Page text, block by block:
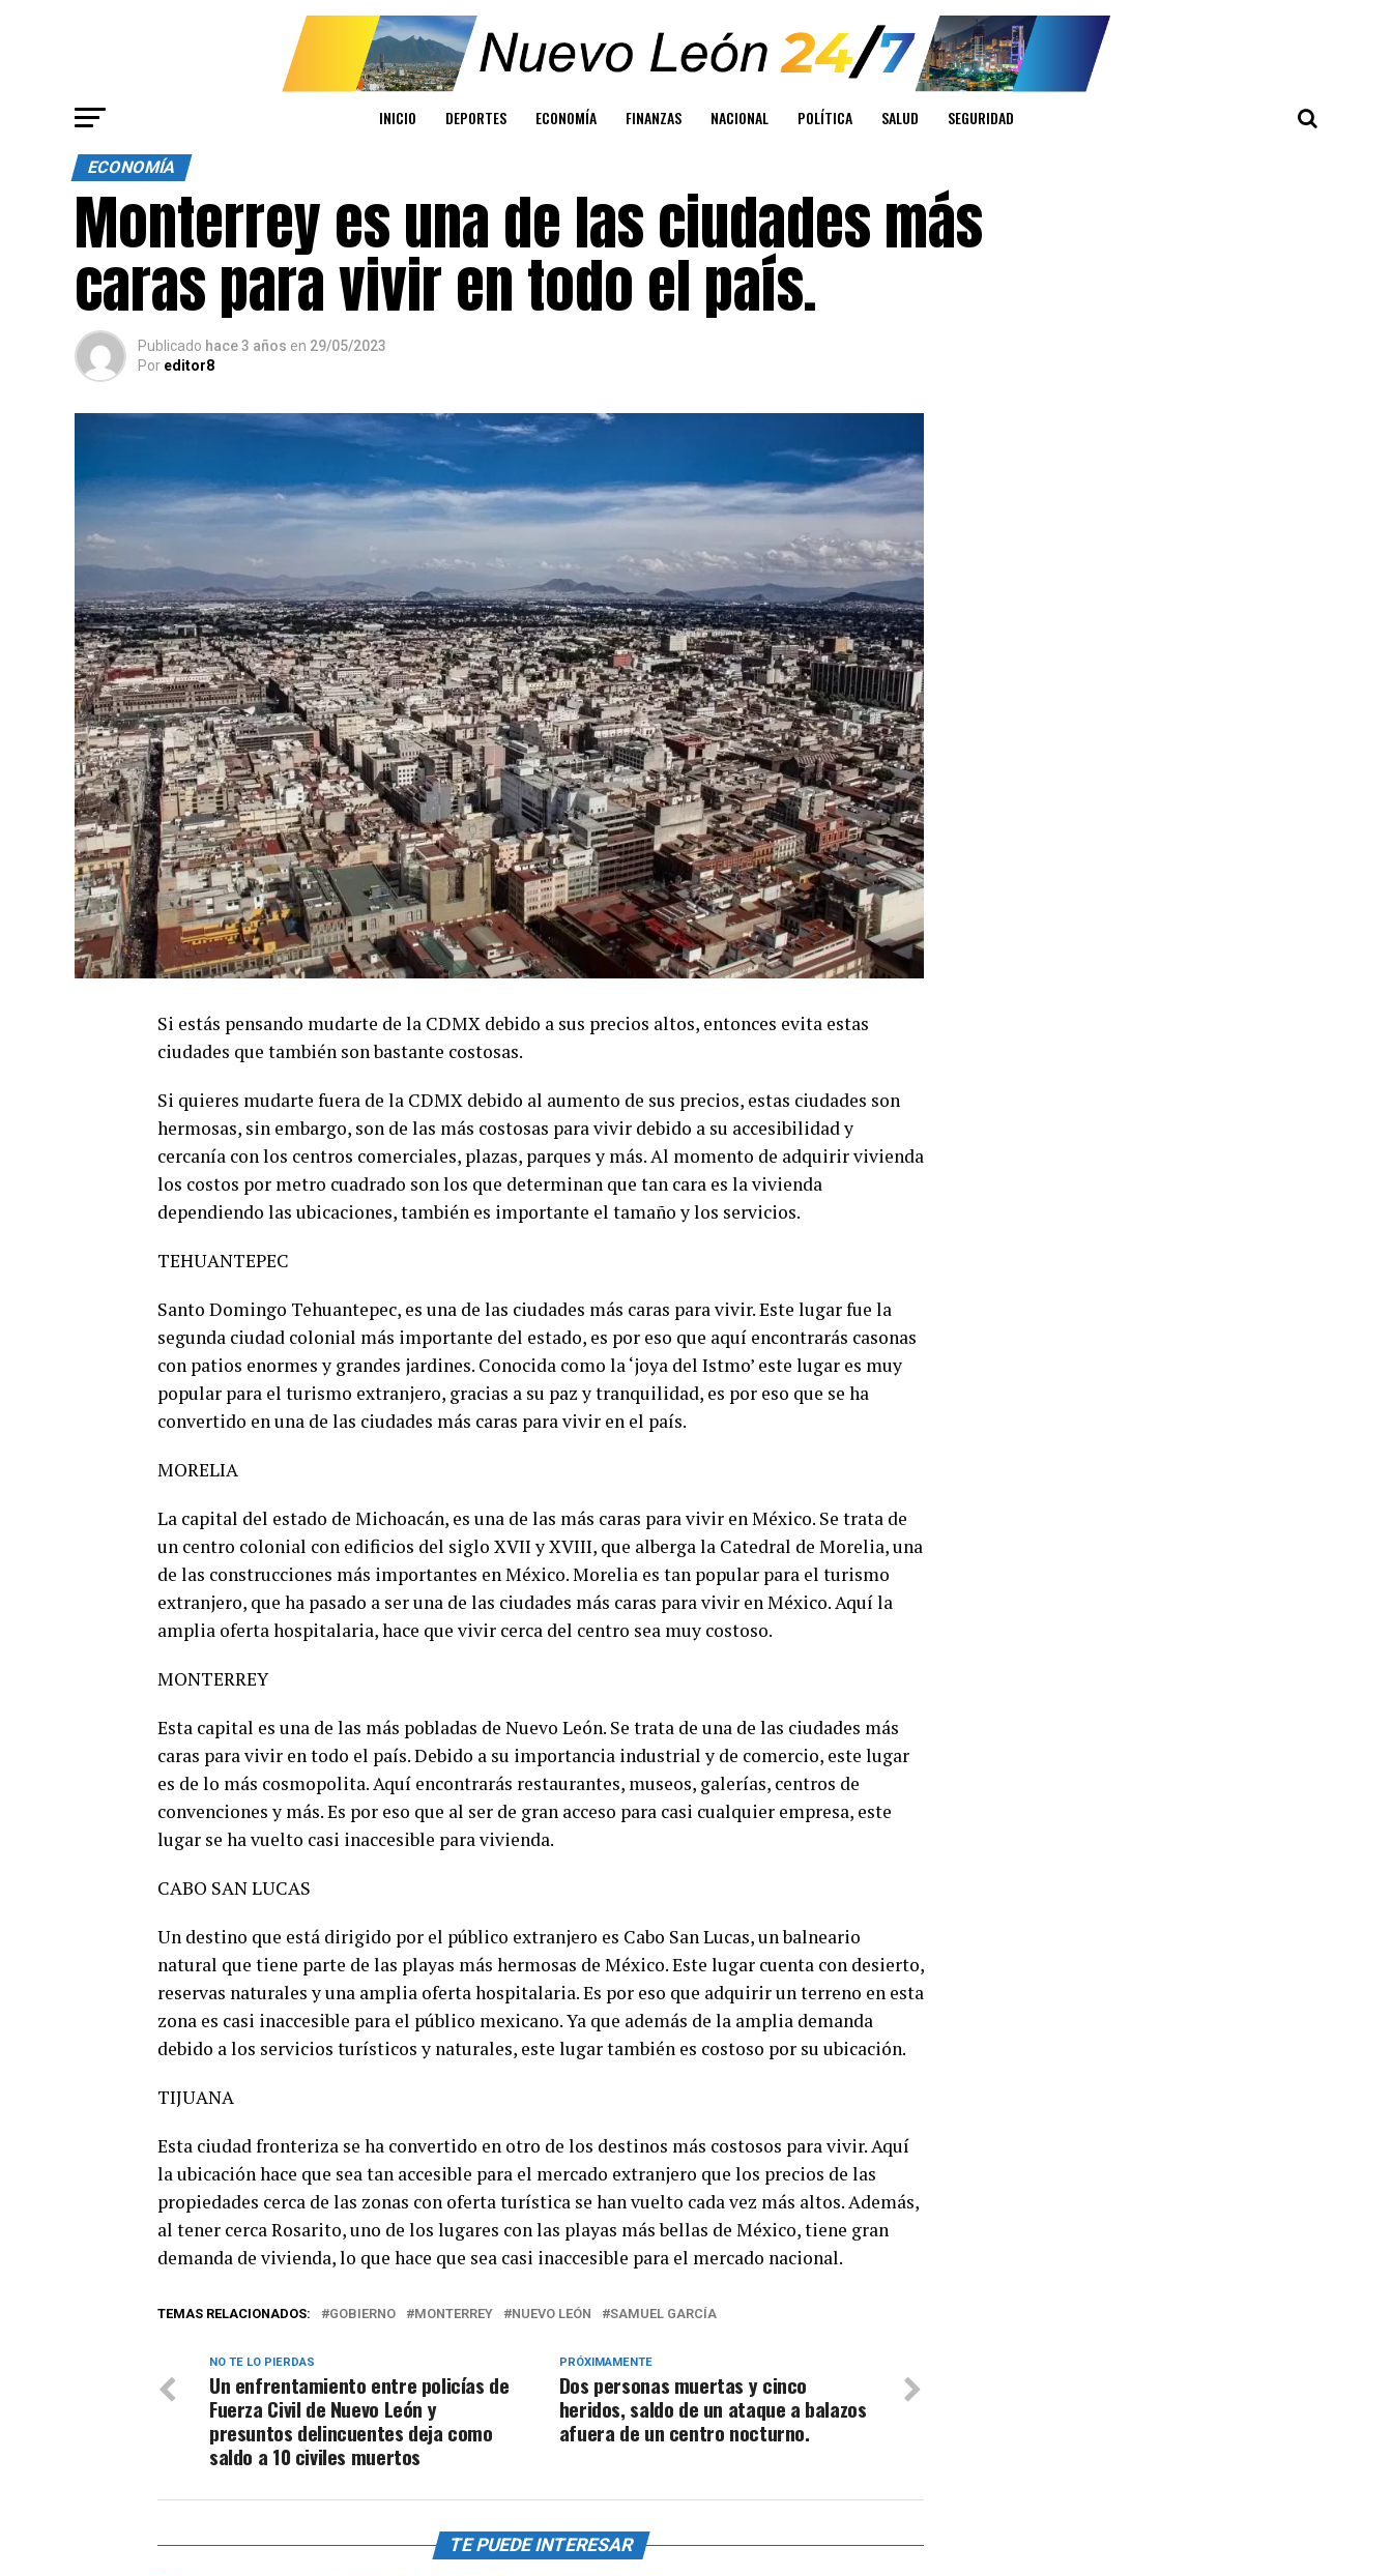
INICIO DEPORTES ECONOMÍA FINANZAS NACIONAL POLÍTICA SALUD SEGURIDAD
ECONOMÍA
Monterrey es una de las ciudades más
caras para vivir en todo el país.
Publicado hace 3 años en 29/05/2023
Por editor8
Si estás pensando mudarte de la CDMX debido a sus precios altos, entonces evita estas
ciudades que también son bastante costosas.
Si quieres mudarte fuera de la CDMX debido al aumento de sus precios, estas ciudades son
hermosas, sin embargo, son de las más costosas para vivir debido a su accesibilidad y
cercanía con los centros comerciales, plazas, parques y más. Al momento de adquirir vivienda
los costos por metro cuadrado son los que determinan que tan cara es la vivienda
dependiendo las ubicaciones, también es importante el tamaño y los servicios.
TEHUANTEPEC
Santo Domingo Tehuantepec, es una de las ciudades más caras para vivir. Este lugar fue la
segunda ciudad colonial más importante del estado, es por eso que aquí encontrarás casonas
con patios enormes y grandes jardines. Conocida como la ‘joya del Istmo’ este lugar es muy
popular para el turismo extranjero, gracias a su paz y tranquilidad, es por eso que se ha
convertido en una de las ciudades más caras para vivir en el país.
MORELIA
La capital del estado de Michoacán, es una de las más caras para vivir en México. Se trata de
un centro colonial con edificios del siglo XVII y XVIII, que alberga la Catedral de Morelia, una
de las construcciones más importantes en México. Morelia es tan popular para el turismo
extranjero, que ha pasado a ser una de las ciudades más caras para vivir en México. Aquí la
amplia oferta hospitalaria, hace que vivir cerca del centro sea muy costoso.
MONTERREY
Esta capital es una de las más pobladas de Nuevo León. Se trata de una de las ciudades más
caras para vivir en todo el país. Debido a su importancia industrial y de comercio, este lugar
es de lo más cosmopolita. Aquí encontrarás restaurantes, museos, galerías, centros de
convenciones y más. Es por eso que al ser de gran acceso para casi cualquier empresa, este
lugar se ha vuelto casi inaccesible para vivienda.
CABO SAN LUCAS
Un destino que está dirigido por el público extranjero es Cabo San Lucas, un balneario
natural que tiene parte de las playas más hermosas de México. Este lugar cuenta con desierto,
reservas naturales y una amplia oferta hospitalaria. Es por eso que adquirir un terreno en esta
zona es casi inaccesible para el público mexicano. Ya que además de la amplia demanda
debido a los servicios turísticos y naturales, este lugar también es costoso por su ubicación.
TIJUANA
Esta ciudad fronteriza se ha convertido en otro de los destinos más costosos para vivir. Aquí
la ubicación hace que sea tan accesible para el mercado extranjero que los precios de las
propiedades cerca de las zonas con oferta turística se han vuelto cada vez más altos. Además,
al tener cerca Rosarito, uno de los lugares con las playas más bellas de México, tiene gran
demanda de vivienda, lo que hace que sea casi inaccesible para el mercado nacional.
TEMAS RELACIONADOS: GOBIERNO MONTERREY NUEVO LEÓN SAMUEL GARCÍA
PRÓXIMAMENTE
Dos personas muertas y cinco
heridos, saldo de un ataque a balazos
afuera de un centro nocturno.
NO TE LO PIERDAS
Un enfrentamiento entre policías de
Fuerza Civil de Nuevo León y
presuntos delincuentes deja como
saldo a 10 civiles muertos
TE PUEDE INTERESAR